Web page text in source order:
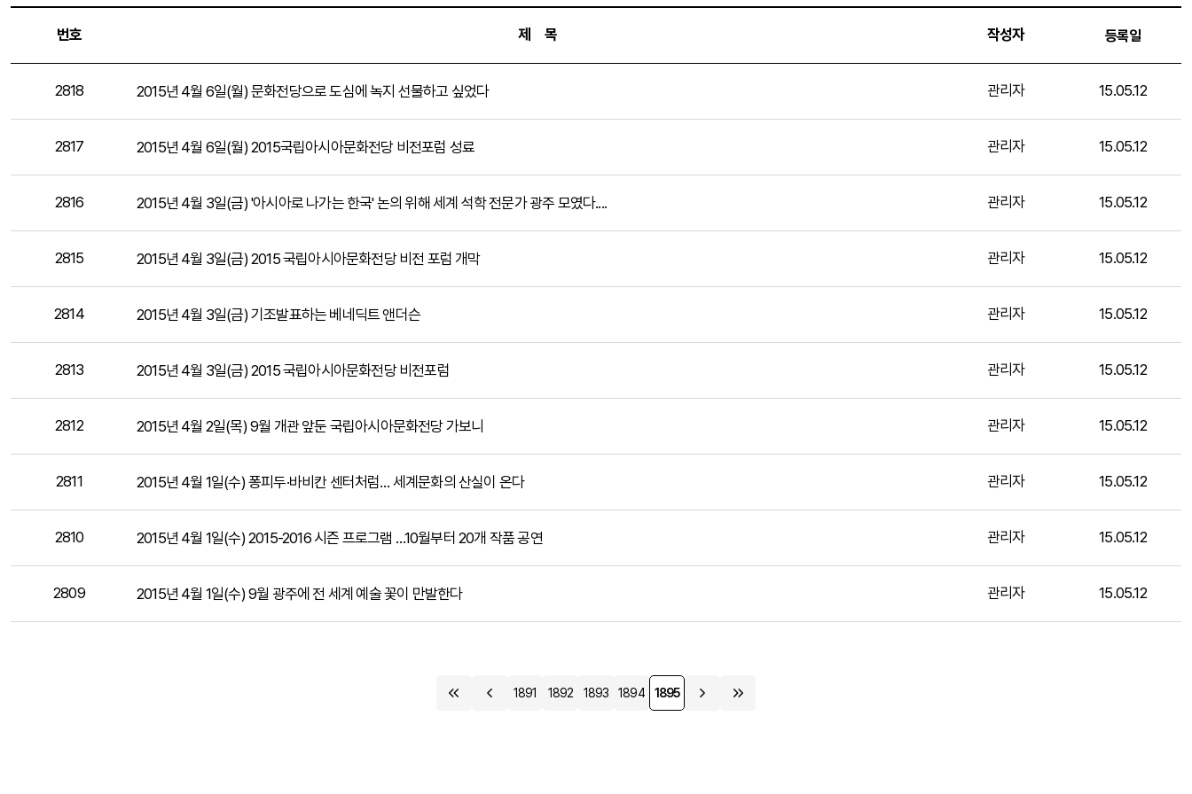
번호 제 목 작성자 등록일
2818 2015년 4월 6일(월) 문화전당으로 도심에 녹지 선물하고 싶었다 관리자 15.05.12
2817 2015년 4월 6일(월) 2015국립아시아문화전당 비전포럼 성료 관리자 15.05.12
2816 2015년 4월 3일(금) '아시아로 나가는 한국' 논의 위해 세계 석학 전문가 광주 모였다.... 관리자 15.05.12
2815 2015년 4월 3일(금) 2015 국립아시아문화전당 비전 포럼 개막 관리자 15.05.12
2814 2015년 4월 3일(금) 기조발표하는 베네딕트 앤더슨 관리자 15.05.12
2813 2015년 4월 3일(금) 2015 국립아시아문화전당 비전포럼 관리자 15.05.12
2812 2015년 4월 2일(목) 9월 개관 앞둔 국립아시아문화전당 가보니 관리자 15.05.12
2811 2015년 4월 1일(수) 퐁피두·바비칸 센터처럼… 세계문화의 산실이 온다 관리자 15.05.12
2810 2015년 4월 1일(수) 2015-2016 시즌 프로그램 …10월부터 20개 작품 공연 관리자 15.05.12
2809 2015년 4월 1일(수) 9월 광주에 전 세계 예술 꽃이 만발한다 관리자 15.05.12
1891 1892 1893 1894 1895